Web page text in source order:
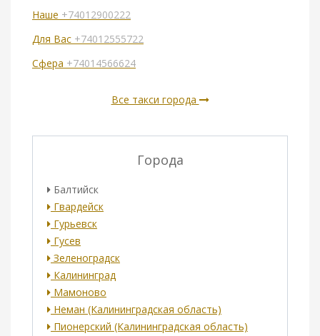
Наше +74012900222
Для Вас +74012555722
Сфера +74014566624
Все такси города
Города
Балтийск
Гвардейск
Гурьевск
Гусев
Зеленоградск
Калининград
Мамоново
Неман (Калининградская область)
Пионерский (Калининградская область)